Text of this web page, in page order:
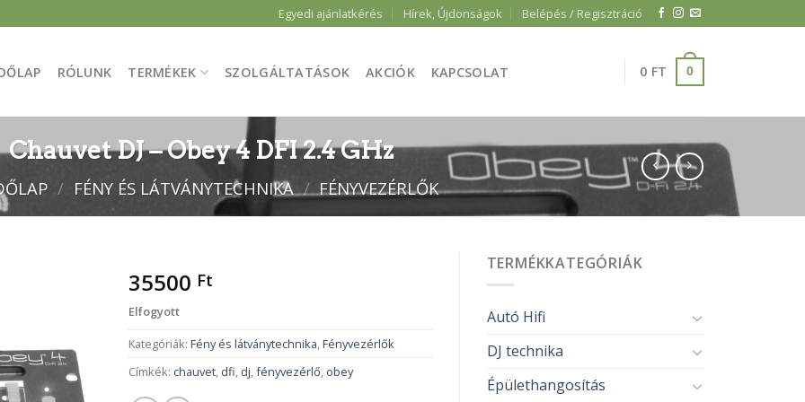
Egyedi ajánlatkérés Hírek, Újdonságok Belépés / Regisztráció
RÓLUNK TERMÉKEK SZOLGÁLTATÁSOK AKCIÓK KAPCSOLAT 0 FT 0
Chauvet DJ – Obey 4 DFI 2.4 GHz
/ FÉNY ÉS LÁTVÁNYTECHNIKA / FÉNYVEZÉRLŐK
35500 Ft
Elfogyott
Kategóriák:Fény és látványtechnika,Fényvezérlők
Címkék: chauvet, dfi, dj,fényvezérlő, obey
TERMÉKKATEGÓRIÁK
Autó Hifi
DJ technika
Épülethangosítás